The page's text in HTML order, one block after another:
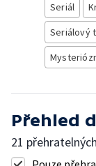
Seriál
Seriálový
Přehled
21 přehratelných